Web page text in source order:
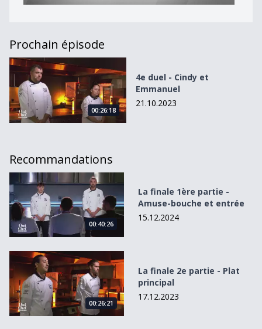
Prochain épisode
4e duel - Cindy et Emmanuel
00:26:18
4e duel - Cindy et
Emmanuel
21.10.2023
Recommandations
La finale 1ère partie - Amuse-bouche et entrée
00:40:26
La finale 1ère partie -
Amuse-bouche et entrée
15.12.2024
La finale 2e partie - Plat principal
00:26:21
La finale 2e partie - Plat
principal
17.12.2023